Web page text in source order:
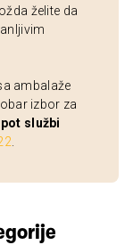
želite da
ambalaže
izbor za
službi